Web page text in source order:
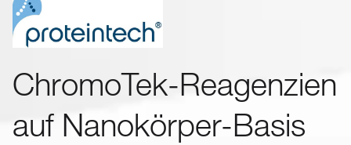
ChromoTek-Reagenzien
auf Nanokörper-Basis